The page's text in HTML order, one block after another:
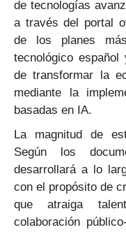
de tecnologías
a través del portal
de los planes
tecnológico
de transformar la
mediante la
basadas en IA.
La magnitud de
Según los
desarrollará a lo
con el propósito de
que atraiga
colaboración